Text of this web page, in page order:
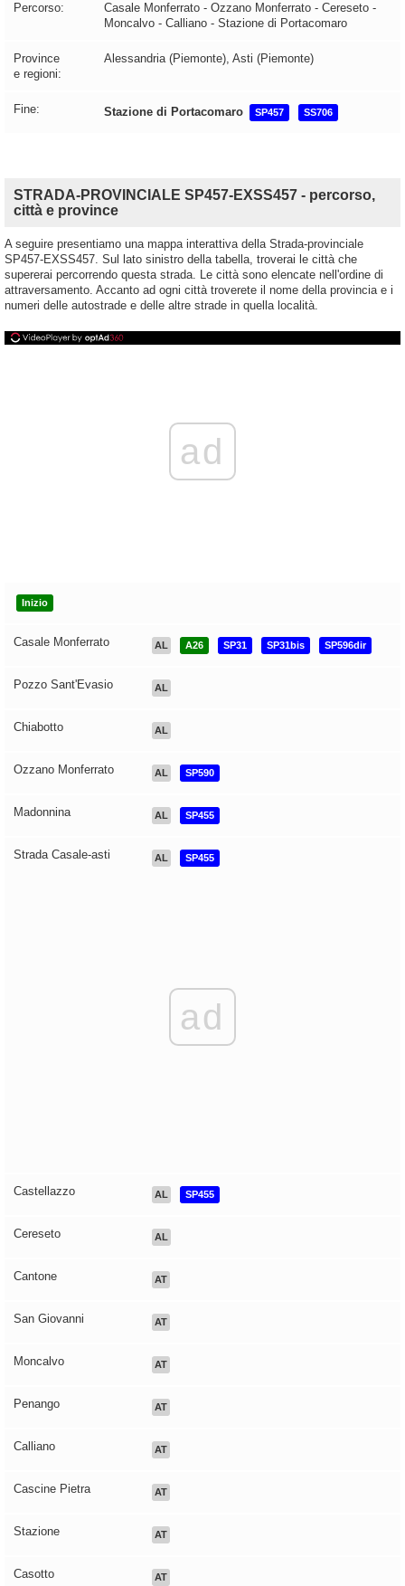
Percorso:
Casale Monferrato - Ozzano Monferrato - Cereseto -
Moncalvo - Calliano - Stazione di Portacomaro
Province
e regioni:
Alessandria (Piemonte), Asti (Piemonte)
Fine: Stazione di Portacomaro SP457 SS706
STRADA-PROVINCIALE SP457-EXSS457 - percorso,
città e province
A seguire presentiamo una mappa interattiva della Strada-provinciale
SP457-EXSS457. Sul lato sinistro della tabella, troverai le città che
supererai percorrendo questa strada. Le città sono elencate nell'ordine di
attraversamento. Accanto ad ogni città troverete il nome della provincia e i
numeri delle autostrade e delle altre strade in quella località.
ad
Inizio
Casale Monferrato AL A26 SP31 SP31bis SP596dir
Pozzo Sant'Evasio AL
Chiabotto AL
Ozzano Monferrato AL SP590
Madonnina AL SP455
Strada Casale-asti AL SP455
ad
Castellazzo AL SP455
Cereseto AL
Cantone AT
San Giovanni AT
Moncalvo AT
Penango AT
Calliano AT
Cascine Pietra AT
Stazione AT
Casotto AT